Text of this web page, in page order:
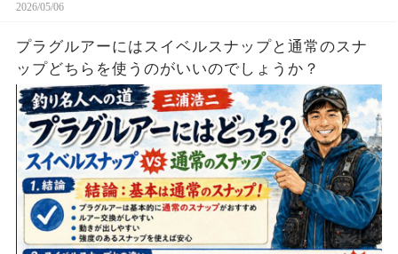
2026/05/06
プラグルアーにはスイベルスナップと通常のスナ
ップどちらを使うのがいいのでしょうか？